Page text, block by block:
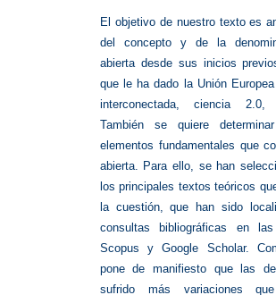
El objetivo de nuestro texto es
del concepto y de la
abierta desde sus inicios
que le ha dado la Unión
interconectada, ciencia 2.0,
También se quiere
elementos fundamentales que
abierta. Para ello, se han
los principales textos teóricos
la cuestión, que han sido
consultas bibliográficas en
Scopus y Google Scholar.
pone de manifiesto que las
sufrido más variaciones